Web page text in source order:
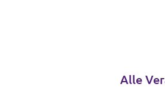
Alle